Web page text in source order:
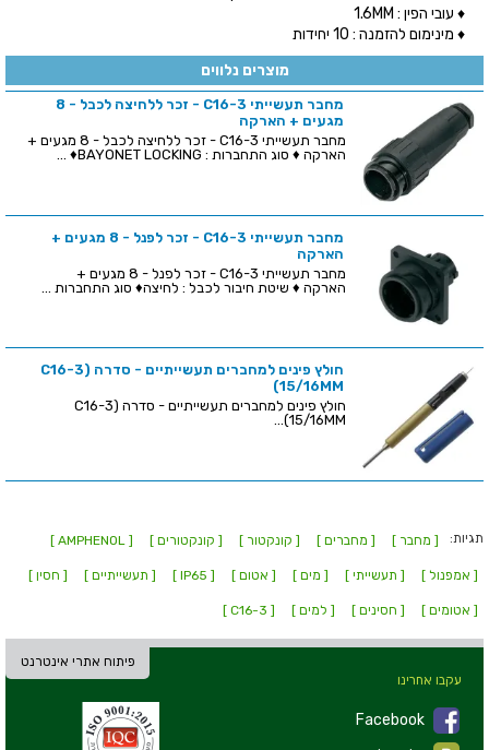
♦ עובי הפין : 1.6MM
♦ מינימום להזמנה : 10 יחידות
מוצרים נלווים
מחבר תעשייתי C16-3 - זכר ללחיצה לכבל - 8
מגעים + הארקה
מחבר תעשייתי C16-3 - זכר ללחיצה לכבל - 8 מגעים +
הארקה ♦ סוג התחברות : BAYONET LOCKING♦ ...
מחבר תעשייתי C16-3 - זכר לפנל - 8 מגעים +
הארקה
מחבר תעשייתי C16-3 - זכר לפנל - 8 מגעים +
הארקה ♦ שיטת חיבור לכבל : לחיצה♦ סוג התחברות ...
חולץ פינים למחברים תעשייתיים - סדרה (C16-3
(15/16MM
חולץ פינים למחברים תעשייתיים - סדרה (C16-3
(15/16MM...
תגיות: [ מחבר ] [ מחברים ] [ קונקטור ] [ קונקטורים ] [ AMPHENOL ]
[ אמפנול ] [ תעשייתי ] [ מים ] [ אטום ] [ IP65 ] [ תעשייתיים ] [ חסין ]
[ אטומים ] [ חסינים ] [ למים ] [ C16-3 ]
פיתוח אתרי אינטרנט
עקבו אחרינו
Facebook